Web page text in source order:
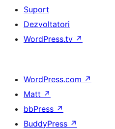
Suport
Dezvoltatori
WordPress.tv ↗
WordPress.com ↗
Matt ↗
bbPress ↗
BuddyPress ↗